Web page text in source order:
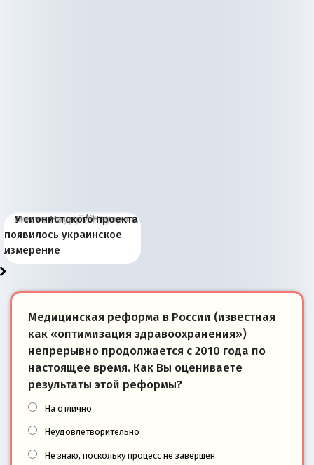
Киевская марионетка
Запада рассказала о
«переобувании» хозяев
В России назрели
перемены: 15 шагов к
суверенной экономике
Миграционный пожар
Европы
Россия начинает
сбрасывать балласт
Анкориджа
Россия зимой 1904
года: первые уступки во
внутренней политике
Русская нация вчера и
сегодня
Почему правый крах в
Варшаве не поможет её
отношениям с Россией?
Место Науру / Науэро в
современной истории
Южной Осетии
У сионистского проекта
появилось украинское
измерение
Медицинская реформа в России (известная
как «оптимизация здравоохранения»)
непрерывно продолжается с 2010 года по
настоящее время. Как Вы оцениваете
результаты этой реформы?
На отлично
Неудовлетворительно
Не знаю, поскольку процесс не завершён